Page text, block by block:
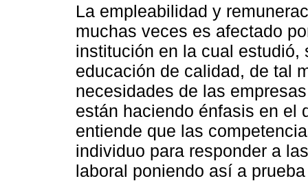
La empleabilidad y
muchas veces es afectado
institución en la cual
educación de calidad, de tal
necesidades de las
están haciendo énfasis en el
entiende que las
individuo para responder a
laboral poniendo así a